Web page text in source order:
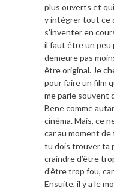
plus ouverts et
y intégrer tout ce
s’inventer en
il faut être un peu
demeure pas
être original. Je
pour faire un film
me parle souvent
Bene comme
cinéma. Mais, ce
car au moment
tu dois trouver ta
craindre d’être
d’être trop fou,
Ensuite, il y a le